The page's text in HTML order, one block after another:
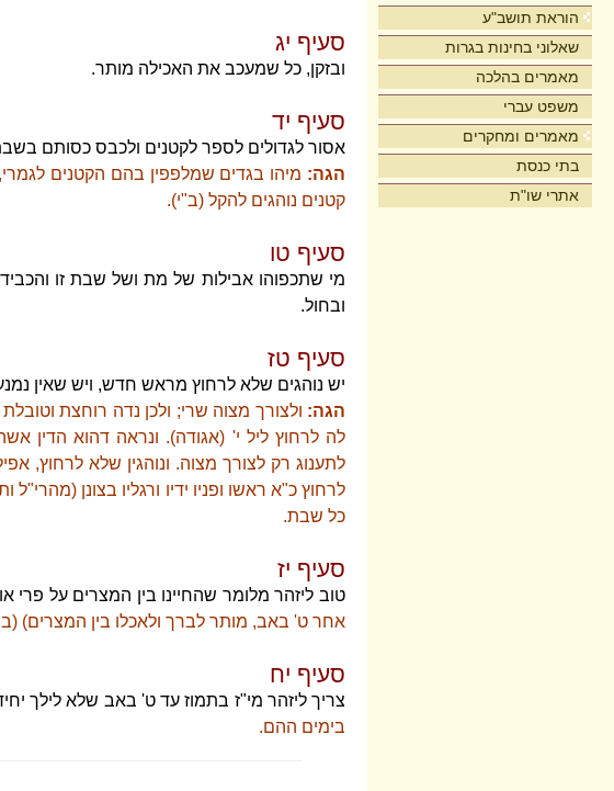
הוראת תושב"ע
שאלוני בחינות בגרות
מאמרים בהלכה
משפט עברי
מאמרים ומחקרים
בתי כנסת
אתרי שו"ת
סעיף יג
ובזקן, כל שמעכב את האכילה מותר.
סעיף יד
אסור לגדולים לספר לקטנים ולכבס כסותם
הגה: מיהו בגדים שמלפפין בהם הקטנים
קטנים נוהגים להקל (ב"י).
סעיף טו
מי שתכפוהו אבילות של מת ושל שבת זו
ובחול.
סעיף טז
יש נוהגים שלא לרחוץ מראש חדש, ויש שאין
הגה: ולצורך מצוה שרי; ולכן נדה רוחצת
לה לרחוץ ליל י' (אגודה). ונראה דהוא הדין
לתענוג רק לצורך מצוה. ונוהגין שלא לרחוץ,
לרחוץ כ"א ראשו ופניו ידיו ורגליו בצונן
כל שבת.
סעיף יז
טוב ליזהר מלומר שהחיינו בין המצרים על פרי
אחר ט' באב, מותר לברך ולאכלו בין המצרים)
סעיף יח
צריך ליזהר מי"ז בתמוז עד ט' באב שלא לילך
בימים ההם.